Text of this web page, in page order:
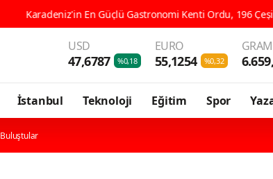
En Güçlü Gastronomi Kenti Ordu, 196 Çeşit Yöresel
USD
47,6787 %0,18
EURO
55,1254 %0,32
İstanbul Teknoloji Eğitim Spor